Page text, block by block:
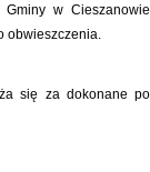
w Cieszanowie
obwieszczenia.
się za dokonane po